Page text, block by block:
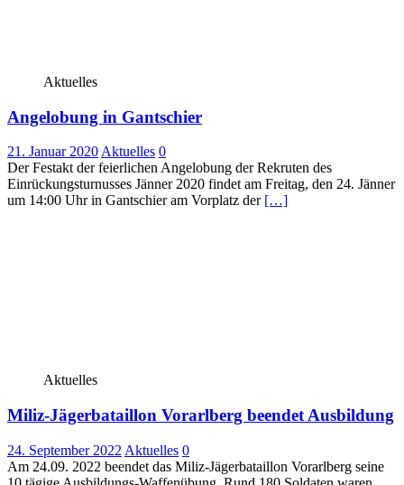
Aktuelles
Angelobung in Gantschier
21. Januar 2020 Aktuelles 0
Der Festakt der feierlichen Angelobung der Rekruten des
Einrückungsturnusses Jänner 2020 findet am Freitag, den 24. Jänner
um 14:00 Uhr in Gantschier am Vorplatz der […]
Aktuelles
Miliz-Jägerbataillon Vorarlberg beendet Ausbildung
24. September 2022 Aktuelles 0
Am 24.09. 2022 beendet das Miliz-Jägerbataillon Vorarlberg seine